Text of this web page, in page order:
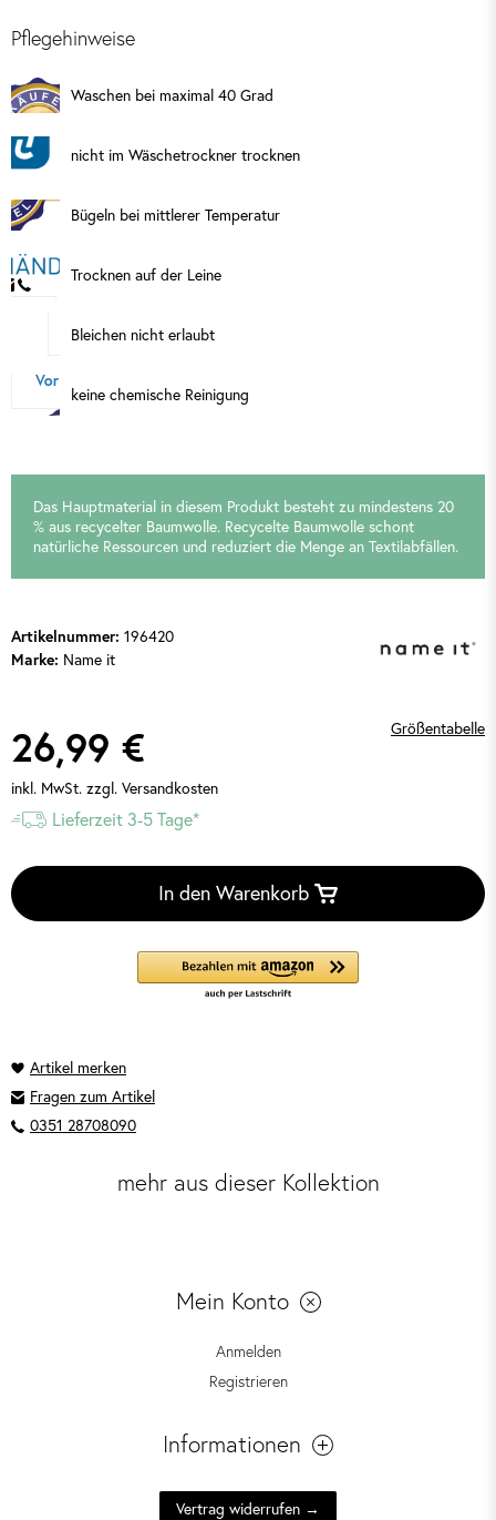
Pflegehinweise
Waschen bei maximal 40 Grad
nicht im Wäschetrockner trocknen
Bügeln bei mittlerer Temperatur
Trocknen auf der Leine
Bleichen nicht erlaubt
keine chemische Reinigung
Das Hauptmaterial in diesem Produkt besteht zu mindestens 20
% aus recycelter Baumwolle. Recycelte Baumwolle schont
natürliche Ressourcen und reduziert die Menge an Textilabfällen.
Artikelnummer: 196420
Marke: Name it
Größentabelle
26,99 €
inkl. MwSt. zzgl. Versandkosten
Lieferzeit 3-5 Tage*
In den Warenkorb
Fragen zum Artikel
0351 28708090
mehr aus dieser Kollektion
Mein Konto
Anmelden
Registrieren
Informationen
Vertrag widerrufen →